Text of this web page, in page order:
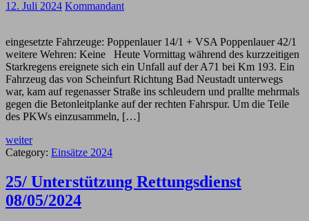
12. Juli 2024 Kommandant
eingesetzte Fahrzeuge: Poppenlauer 14/1 + VSA Poppenlauer 42/1
weitere Wehren: Keine Heute Vormittag während des kurzzeitigen
Starkregens ereignete sich ein Unfall auf der A71 bei Km 193. Ein
Fahrzeug das von Scheinfurt Richtung Bad Neustadt unterwegs
war, kam auf regenasser Straße ins schleudern und prallte mehrmals
gegen die Betonleitplanke auf der rechten Fahrspur. Um die Teile
des PKWs einzusammeln, […]
weiter
Category: Einsätze 2024
25/ Unterstützung Rettungsdienst
08/05/2024